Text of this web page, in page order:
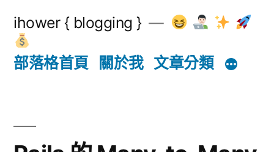
ihower { blogging }
部落格首頁 關於我 文章分類